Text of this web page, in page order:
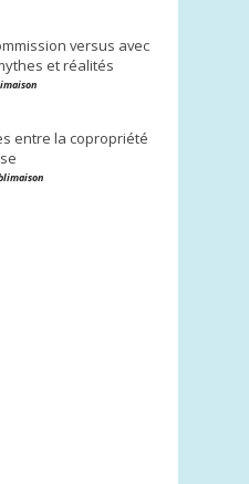
versus avec
et réalités
entre la copropriété